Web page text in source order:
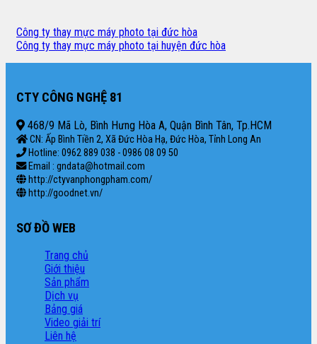
Công ty thay mực máy photo tại đức hòa
Công ty thay mực máy photo tại huyện đức hòa
CTY CÔNG NGHỆ 81
468/9 Mã Lò, Bình Hưng Hòa A, Quận Bình Tân, Tp.HCM
CN: Ấp Bình Tiền 2, Xã Đức Hòa Hạ, Đức Hòa, Tỉnh Long An
Hotline: 0962 889 038 - 0986 08 09 50
Email : gndata@hotmail.com
http://ctyvanphongpham.com/
http://goodnet.vn/
SƠ ĐỒ WEB
Trang chủ
Giới thiệu
Sản phẩm
Dịch vụ
Bảng giá
Video giải trí
Liên hệ